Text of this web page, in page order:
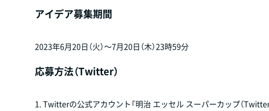
アイデア募集期間
2023年6月20日（火）～7月20日（木）23時59分
応募方法（Twitter）
1. Twitterの公式アカウント「明治 エッセル スーパーカップ（Twitter